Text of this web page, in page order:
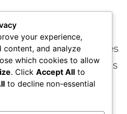
les crawlers
sur les zones
Bloquez les espaces
une politique d’accès
?
your experience,
content, and analyze
which cookies to allow
. Click Accept All to
to decline non-essential